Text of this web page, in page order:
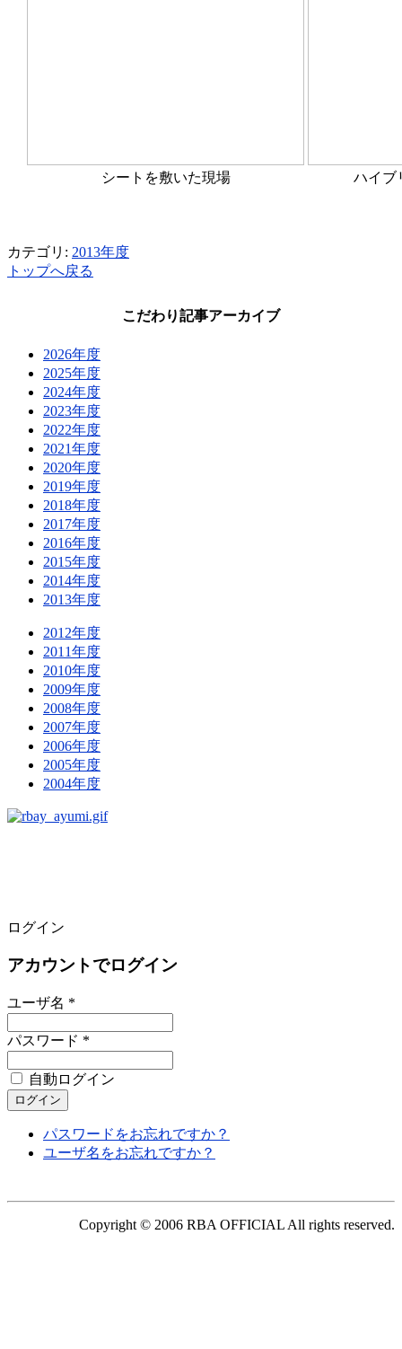
シートを敷いた現場 ハイブ
カテゴリ: 2013年度
トップへ戻る
こだわり記事アーカイブ
2026年度
2025年度
2024年度
2023年度
2022年度
2021年度
2020年度
2019年度
2018年度
2017年度
2016年度
2015年度
2014年度
2013年度
2012年度
2011年度
2010年度
2009年度
2008年度
2007年度
2006年度
2005年度
2004年度
ログイン
アカウントでログイン
ユーザ名 *
パスワード *
自動ログイン
パスワードをお忘れですか？
ユーザ名をお忘れですか？
Copyright © 2006 RBA OFFICIAL All rights reserved.